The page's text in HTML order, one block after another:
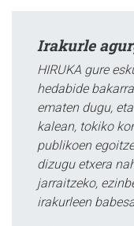
Irakurle
HIRUKA gure
hedabide
ematen dugu,
kalean, tokiko
publikoen
dizugu etxera
jarraitzeko,
irakurleen